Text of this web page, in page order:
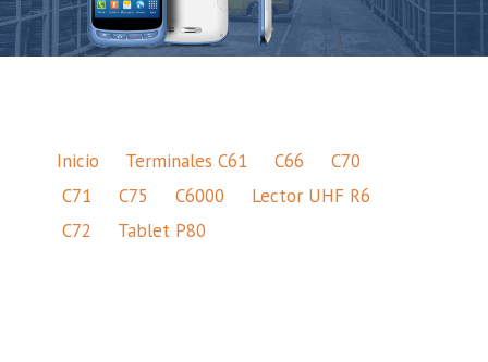
Inicio Terminales C61 C66
C70
C71
C75 C6000
Lector UHF R6
C72
Tablet P80